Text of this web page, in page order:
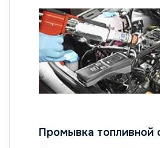
Промывка топливной